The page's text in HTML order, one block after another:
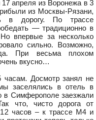
апреля из Воронежа в 3
из Москвы-Рязани,
в дорогу. По трассе
— традиционно в
впервые за несколько
сильно. Возможно,
При весьма плохом
вкусно…
Досмотр занял не
заселялись в отель в
в Симферополе заезжали
что, чисто дорога от
часов – к трассе М4 и